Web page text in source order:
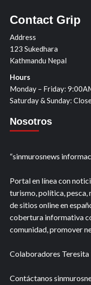
Contact Grip
Address
123 Sukedhara
Kathmandu Nepal
Hours
Monday – Friday:
Saturday & Sunday:
Nosotros
“sinmurosnews
Portal en línea con
turismo, política,
de sitios online en
cobertura informativa
comunidad, promover
Colaboradores Teresita
Contáctanos